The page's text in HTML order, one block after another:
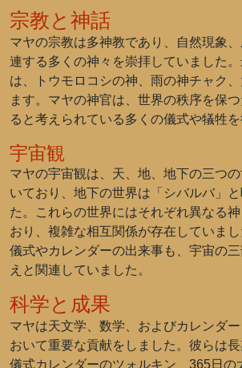
宗教と神話
マヤの宗教は多神教であり、自然現象
連する多くの神々を崇拝していました
は、トウモロコシの神、雨の神チャク
ます。マヤの神官は、世界の秩序を保
ると考えられている多くの儀式や犠牲を
宇宙観
マヤの宇宙観は、天、地、地下の三つ
いており、地下の世界は「シバルバ」
た。これらの世界にはそれぞれ異なる
おり、複雑な相互関係が存在していま
儀式やカレンダーの出来事も、宇宙の
えと関連していました。
科学と成果
マヤは天文学、数学、およびカレンダ
おいて重要な貢献をしました。彼らは
儀式カレンダーのツォルキン、365日の